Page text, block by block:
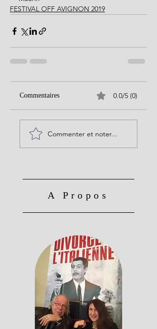
FESTIVAL OFF AVIGNON 2019
Commentaires 0.0/5 (0)
Commenter et noter...
A Propos